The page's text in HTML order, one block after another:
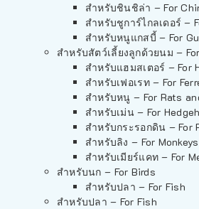
สำหรับชินชิล่า – For
สำหรับชูการ์ไกลเดอร์ –
สำหรับหนูแกสบี้ – For
สำหรับสัตว์เลี้ยงลูกด้วยนม –
สำหรับแฮมสเตอร์ – For
สำหรับเฟอเรท – For
สำหรับหนู – For Rats
สำหรับเม่น – For
สำหรับกระรอกดิน – For
สำหรับลิง – For Monkeys
สำหรับเมียร์แคท – For
สำหรับนก – For Birds
สำหรับปลา – For Fish
สำหรับปลา – For Fish